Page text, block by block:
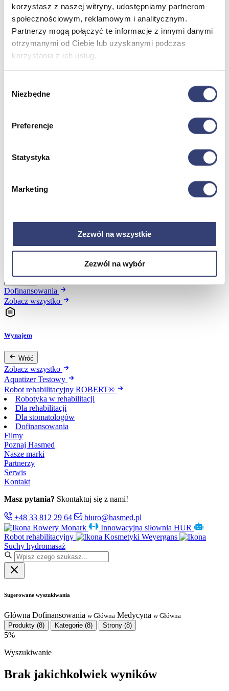
korzystasz z naszej witryny, udostępniamy partnerom
społecznościowym, reklamowym i analitycznym.
Partnerzy mogą połączyć te informacje z innymi danymi
otrzymanymi od Ciebie lub uzyskanymi podczas
korzystania z ich usług.
zgody
Niezbędne
Preferencje
Statystyka
Marketing
Zezwól na wszystkie
Zezwól na wybór
Meble medyczne
Wróć
Stoły
Zobacz wszystko
Spa & Wellness
Fotele do masażu
Zdrowie i uroda
Zobacz wszystko
Dofinansowania
Zobacz wszystko
Wynajem
Wróć
Zobacz wszystko
Aquatizer Testowy
Robot rehabilitacyjny ROBERT®
Robotyka w rehabilitacji
Dla rehabilitacji
Dla stomatologów
Dofinansowania
Filmy
Poznaj Hasmed
Nasze marki
Partnerzy
Serwis
Kontakt
Masz pytania? Skontaktuj się z nami!
+48 33 812 29 64
biuro@hasmed.pl
Rowery Monark
Innowacyjna siłownia HUR
Robot rehabilitacyjny
Kosmetyki Weyergans
Suchy hydromasaż
Sugerowane wyszukiwania
Główna Dofinansowania w Główna Medycyna w Główna
Produkty (8) Kategorie (8) Strony (8)
5%
Wyszukiwanie
Brak jakichkolwiek wyników